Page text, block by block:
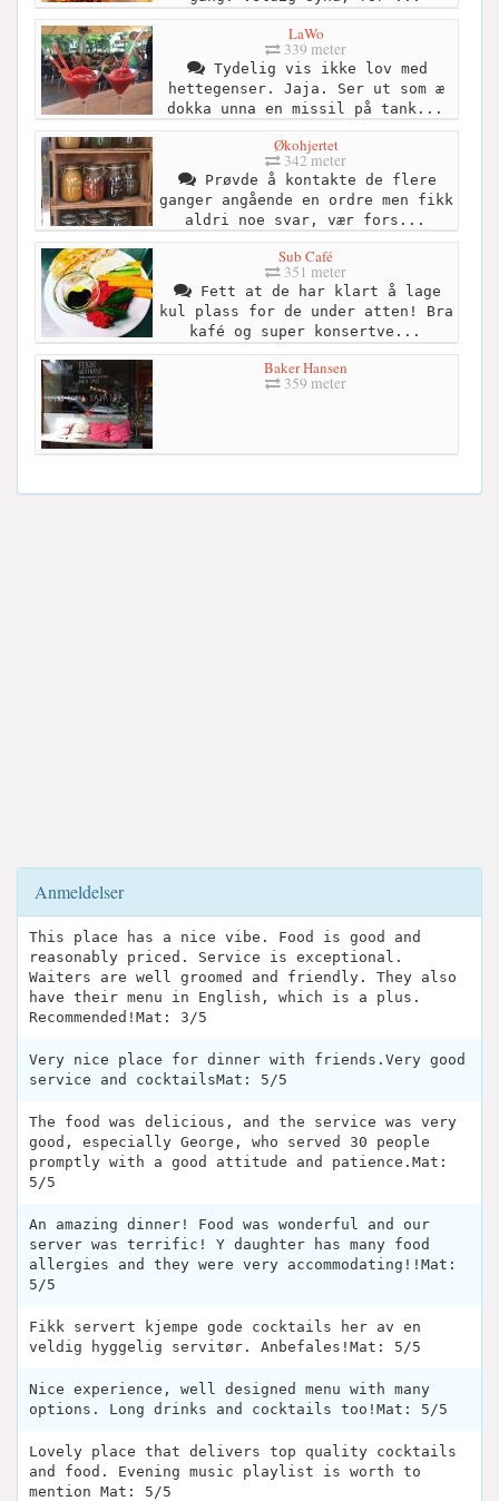
LaWo
339 meter
Tydelig vis ikke lov med
hettegenser. Jaja. Ser ut som æ
dokka unna en missil på tank...
Økohjertet
342 meter
Prøvde å kontakte de flere
ganger angående en ordre men fikk
aldri noe svar, vær fors...
Sub Café
351 meter
Fett at de har klart å lage
kul plass for de under atten! Bra
kafé og super konsertve...
Baker Hansen
359 meter
Anmeldelser
This place has a nice vibe. Food is good and
reasonably priced. Service is exceptional.
Waiters are well groomed and friendly. They also
have their menu in English, which is a plus.
Recommended!Mat: 3/5
Very nice place for dinner with friends.Very good
service and cocktailsMat: 5/5
The food was delicious, and the service was very
good, especially George, who served 30 people
promptly with a good attitude and patience.Mat:
5/5
An amazing dinner! Food was wonderful and our
server was terrific! Y daughter has many food
allergies and they were very accommodating!!Mat:
5/5
Fikk servert kjempe gode cocktails her av en
veldig hyggelig servitør. Anbefales!Mat: 5/5
Nice experience, well designed menu with many
options. Long drinks and cocktails too!Mat: 5/5
Lovely place that delivers top quality cocktails
and food. Evening music playlist is worth to
mention Mat: 5/5